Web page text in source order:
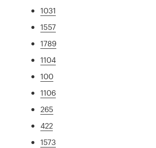
1031
1557
1789
1104
100
1106
265
422
1573